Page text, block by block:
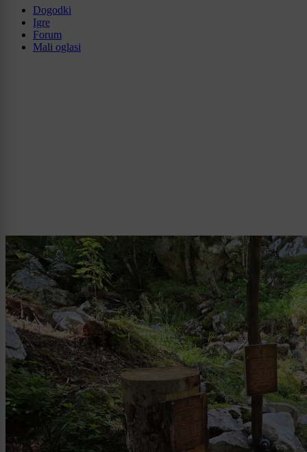
Dogodki
Igre
Forum
Mali oglasi